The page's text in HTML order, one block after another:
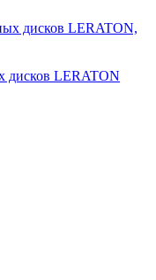
дисков LERATON